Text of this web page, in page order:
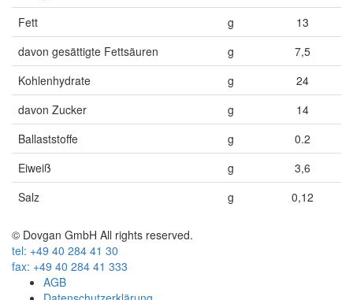
Fett
g
13
davon gesättigte Fettsäuren
g
7,5
Kohlenhydrate
g
24
davon Zucker
g
14
Ballaststoffe
g
0.2
Eiweiß
g
3,6
Salz
g 0,12
© Dovgan GmbH All rights reserved.
tel: +49 40 284 41 30
fax: +49 40 284 41 333
AGB